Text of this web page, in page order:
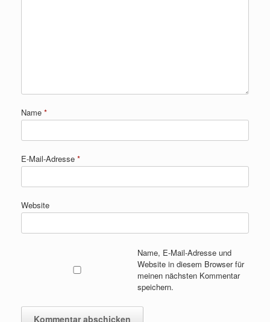
Name *
E-Mail-Adresse *
Website
Name, E-Mail-Adresse und
Website in diesem Browser für
meinen nächsten Kommentar
speichern.